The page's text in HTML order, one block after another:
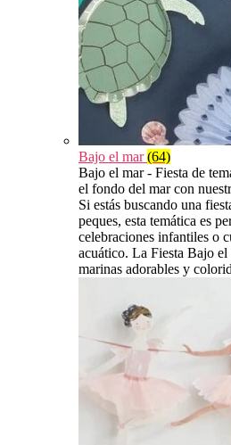
Bajo el mar(64)
Bajo el mar - Fiesta de
el fondo del mar con
Si estás buscando una
peques, esta temática es
celebraciones infantiles o
acuático. La Fiesta Bajo el
marinas adorables y